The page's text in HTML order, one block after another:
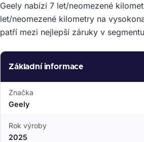
Geely nabízí 7 let/neomezené
let/neomezené kilometry na
patří mezi nejlepší záruky v
Základní informace
Značka
Geely
Rok výroby
2025